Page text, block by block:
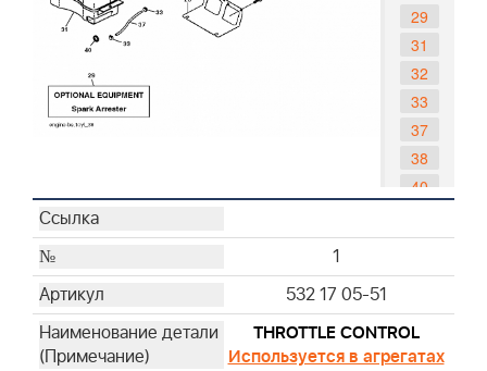
29
31
32
33
37
38
40
45
46
78
81
1
532 17 05-51
THROTTLE CONTROL
Используется в агрегатах